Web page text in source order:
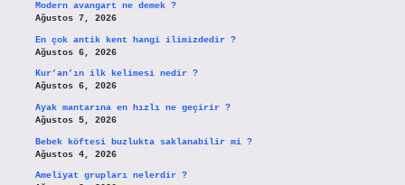
Modern avangart ne demek ?
Ağustos 7, 2026
En çok antik kent hangi ilimizdedir ?
Ağustos 6, 2026
Kur’an’ın ilk kelimesi nedir ?
Ağustos 6, 2026
Ayak mantarına en hızlı ne geçirir ?
Ağustos 5, 2026
Bebek köftesi buzlukta saklanabilir mi ?
Ağustos 4, 2026
Ameliyat grupları nelerdir ?